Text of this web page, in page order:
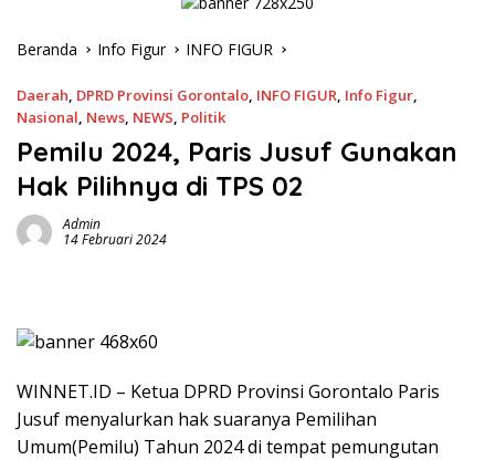
Beranda Info Figur INFO FIGUR
Daerah DPRD Provinsi Gorontalo INFO FIGUR Info Figur
Nasional News NEWS Politik
Pemilu 2024, Paris Jusuf Gunakan
Hak Pilihnya di TPS 02
Admin
14 Februari 2024
WINNET.ID – Ketua DPRD Provinsi Gorontalo Paris
Jusuf menyalurkan hak suaranya Pemilihan
Umum(Pemilu) Tahun 2024 di tempat pemungutan